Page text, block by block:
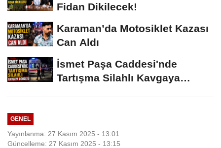
Fidan Dikilecek!
Karaman’da Motosiklet Kazası
Can Aldı
İsmet Paşa Caddesi'nde
Tartışma Silahlı Kavgaya
GENEL
Yayınlanma: 27 Kasım 2025 - 13:01
Güncelleme: 27 Kasım 2025 - 13:15